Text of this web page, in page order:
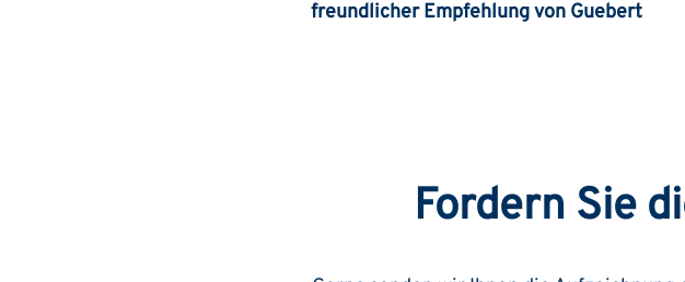
freundlicher Empfehlung von Guebert
Fordern Sie